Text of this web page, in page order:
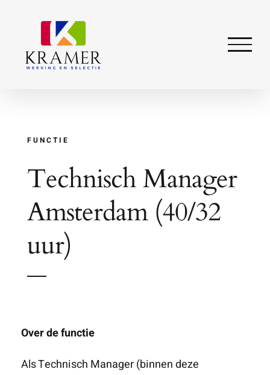
inhoud
FUNCTIE
Technisch Manager
Amsterdam (40/32
uur)
Over de functie
Als Technisch Manager (binnen deze